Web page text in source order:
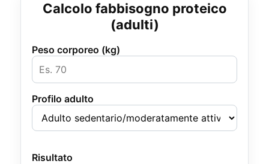
Calcolo fabbisogno proteico
(adulti)
Peso corporeo (kg)
Profilo adulto
Risultato